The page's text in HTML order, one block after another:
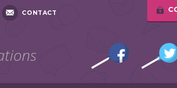
CONTACT